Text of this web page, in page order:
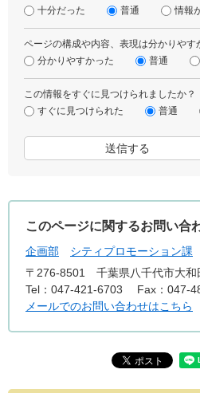
十分だった
普通 情報
ページの構成や内容、表現は分かりやす
分かりやすかった
普通
この情報をすぐに見つけられましたか？
すぐに見つけられた
普通
このページに関するお問い合
企画部 シティプロモーション課
〒276-8501
千葉県八千代市大
Tel：047-421-6703
Fax：047-
メールでのお問い合わせはこちら